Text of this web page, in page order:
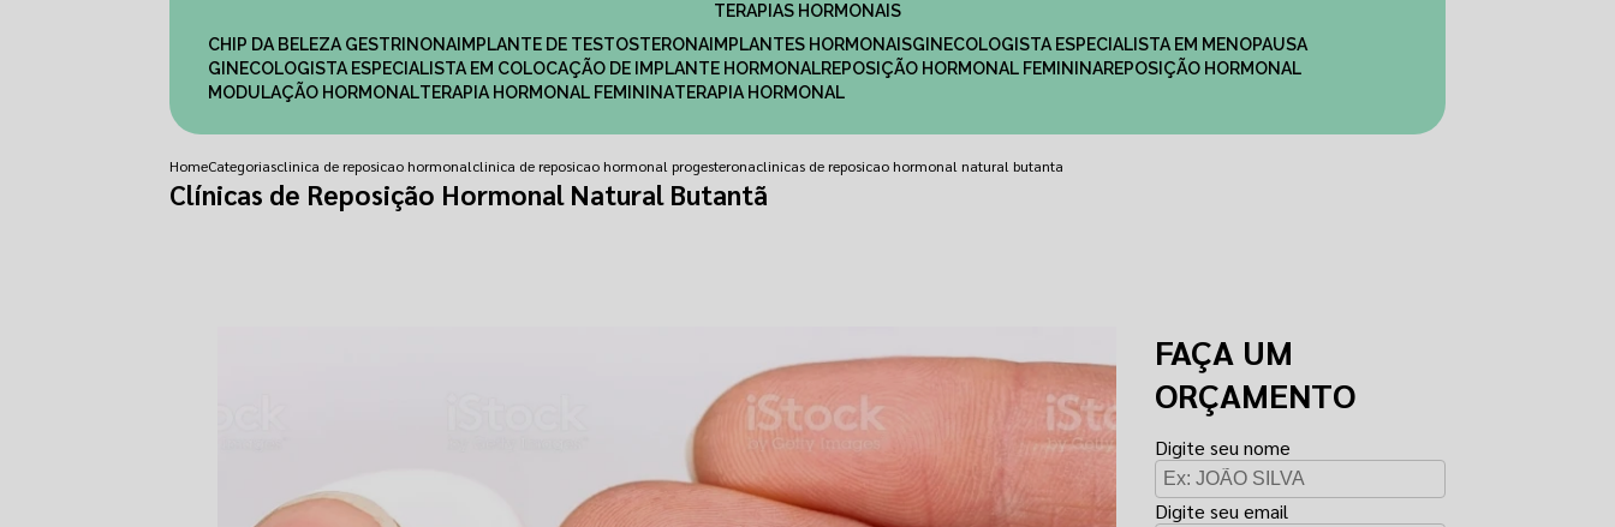
TERAPIAS HORMONAIS
CHIP DA BELEZA GESTRINONA IMPLANTE DE TESTOSTERONA IMPLANTES HORMONAIS
GINECOLOGISTA ESPECIALISTA EM MENOPAUSA
GINECOLOGISTA ESPECIALISTA EM COLOCAÇÃO DE IMPLANTE HORMONAL
REPOSIÇÃO HORMONAL FEMININA
REPOSIÇÃO HORMONAL
MODULAÇÃO HORMONAL
TERAPIA HORMONAL FEMININA TERAPIA HORMONAL
HomeCategoriasclinica de reposicao hormonalclinica de reposicao hormonal progesteronaclinicas de reposicao hormonal natural butanta
Clínicas de Reposição Hormonal Natural Butantã
FAÇA UM
ORÇAMENTO
Digite seu nome
Digite seu email